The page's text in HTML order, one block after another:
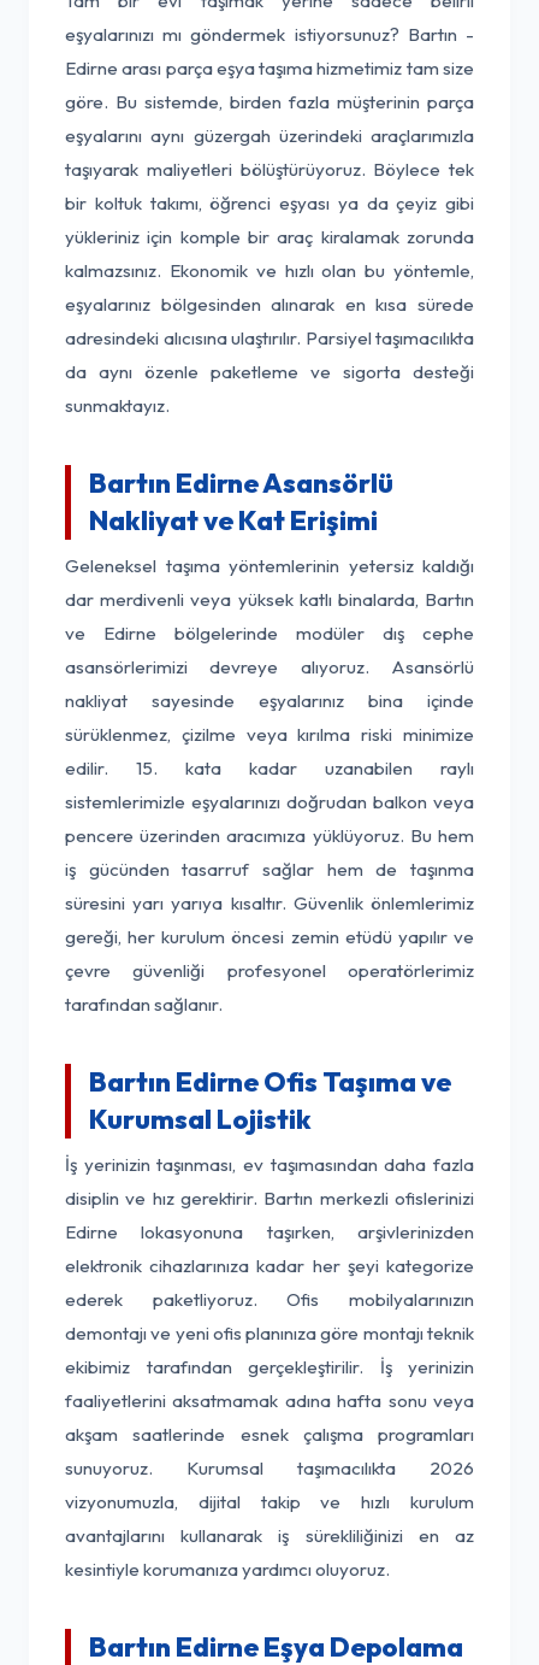
eşyalarınızı mı göndermek istiyorsunuz? Bartın -
Edirne arası parça eşya taşıma hizmetimiz tam size
göre. Bu sistemde, birden fazla müşterinin parça
eşyalarını aynı güzergah üzerindeki araçlarımızla
taşıyarak maliyetleri bölüştürüyoruz. Böylece tek
bir koltuk takımı, öğrenci eşyası ya da çeyiz gibi
yükleriniz için komple bir araç kiralamak zorunda
kalmazsınız. Ekonomik ve hızlı olan bu yöntemle,
eşyalarınız bölgesinden alınarak en kısa sürede
adresindeki alıcısına ulaştırılır. Parsiyel taşımacılıkta
da aynı özenle paketleme ve sigorta desteği
sunmaktayız.
Bartın Edirne Asansörlü
Nakliyat ve Kat Erişimi
Geleneksel taşıma yöntemlerinin yetersiz kaldığı
dar merdivenli veya yüksek katlı binalarda, Bartın
ve Edirne bölgelerinde modüler dış cephe
asansörlerimizi devreye alıyoruz. Asansörlü
nakliyat sayesinde eşyalarınız bina içinde
sürüklenmez, çizilme veya kırılma riski minimize
edilir. 15. kata kadar uzanabilen raylı
sistemlerimizle eşyalarınızı doğrudan balkon veya
pencere üzerinden aracımıza yüklüyoruz. Bu hem
iş gücünden tasarruf sağlar hem de taşınma
süresini yarı yarıya kısaltır. Güvenlik önlemlerimiz
gereği, her kurulum öncesi zemin etüdü yapılır ve
çevre güvenliği profesyonel operatörlerimiz
tarafından sağlanır.
Bartın Edirne Ofis Taşıma ve
Kurumsal Lojistik
İş yerinizin taşınması, ev taşımasından daha fazla
disiplin ve hız gerektirir. Bartın merkezli ofislerinizi
Edirne lokasyonuna taşırken, arşivlerinizden
elektronik cihazlarınıza kadar her şeyi kategorize
ederek paketliyoruz. Ofis mobilyalarınızın
demontajı ve yeni ofis planınıza göre montajı teknik
ekibimiz tarafından gerçekleştirilir. İş yerinizin
faaliyetlerini aksatmamak adına hafta sonu veya
akşam saatlerinde esnek çalışma programları
sunuyoruz. Kurumsal taşımacılıkta 2026
vizyonumuzla, dijital takip ve hızlı kurulum
avantajlarını kullanarak iş sürekliliğinizi en az
kesintiyle korumanıza yardımcı oluyoruz.
Bartın Edirne Eşya Depolama